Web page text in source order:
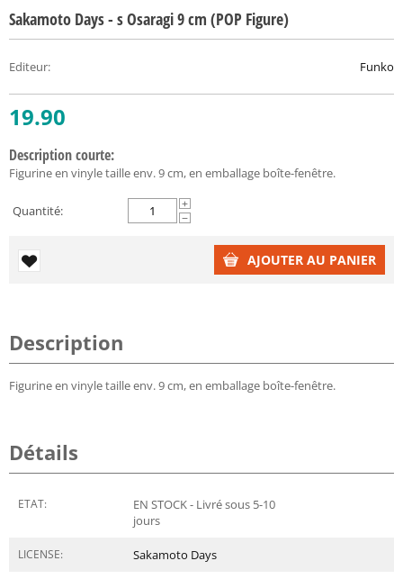
Sakamoto Days - s Osaragi 9 cm (POP Figure)
Editeur: Funko
19.90
Description courte:
Figurine en vinyle taille env. 9 cm, en emballage boîte-fenêtre.
Quantité:
+
−
AJOUTER AU PANIER
Description
Figurine en vinyle taille env. 9 cm, en emballage boîte-fenêtre.
Détails
ETAT:
EN STOCK - Livré sous 5-10
jours
LICENSE: Sakamoto Days